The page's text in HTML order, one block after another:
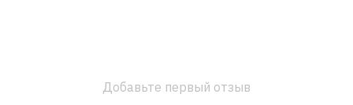
Добавьте первый отзыв